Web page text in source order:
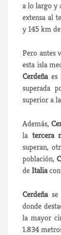
a lo largo y
extensa al
y 145 km
Pero antes
esta isla
Cerdeñaes
superada
superior a la
Además,
la tercera
superan,
población,
deItalia
Cerdeñase
donde
la mayor
1.834